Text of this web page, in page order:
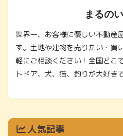
まるの
世界一、お客様に優しい不動産
す。土地や建物を売りたい・買
軽にご相談ください！全国どこ
トドア、犬、猫、釣りが大好き
人気記事